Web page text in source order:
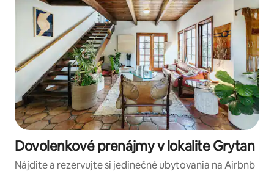
Dovolenkové prenájmy v lokalite Grytan
Nájdite a rezervujte si jedinečné ubytovania na Airbnb